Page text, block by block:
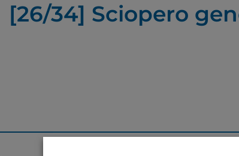
[26/34] Sciopero